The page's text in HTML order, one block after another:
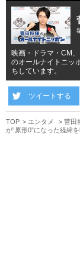
映画・ドラマ・CM
のオールナイトニッ
ちしています。
ツイートする
TOP エンタメ
菅田
が“原形0”になった経緯